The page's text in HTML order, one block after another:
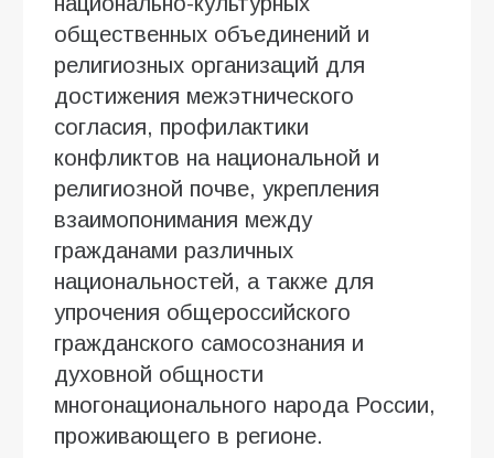
общественных объединений и
религиозных организаций для
достижения межэтнического
согласия, профилактики
конфликтов на национальной и
религиозной почве, укрепления
взаимопонимания между
гражданами различных
национальностей, а также для
упрочения общероссийского
гражданского самосознания и
духовной общности
многонационального народа России,
проживающего в регионе.